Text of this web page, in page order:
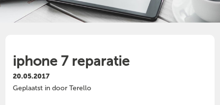
iphone 7 reparatie
20.05.2017
Geplaatst in door Terello